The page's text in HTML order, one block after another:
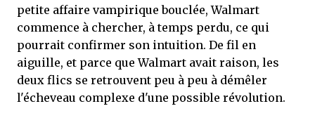
petite affaire vampirique bouclée, Walmart
commence à chercher, à temps perdu, ce qui
pourrait confirmer son intuition. De fil en
aiguille, et parce que Walmart avait raison, les
deux flics se retrouvent peu à peu à démêler
l'écheveau complexe d'une possible révolution.